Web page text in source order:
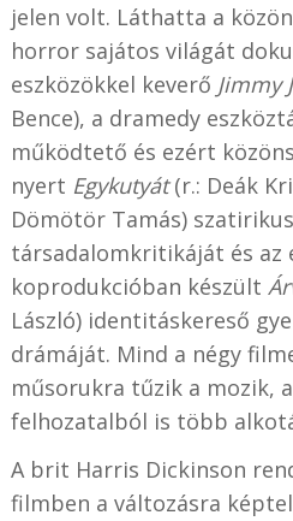
jelen volt. Láthatta a
horror sajátos világát
eszközökkel keverő Jimmy
Bence), a dramedy
működtető és ezért
nyert Egykutyát(r.: Deák
Dömötör Tamás)
társadalomkritikáját és az
koprodukcióban készült
László) identitáskereső
drámáját. Mind a négy
műsorukra tűzik a mozik,
felhozatalból is több
A brit Harris Dickinson
filmben a változásra